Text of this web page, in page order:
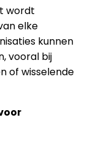
wordt
elke
kunnen
vooral bij
of wisselende